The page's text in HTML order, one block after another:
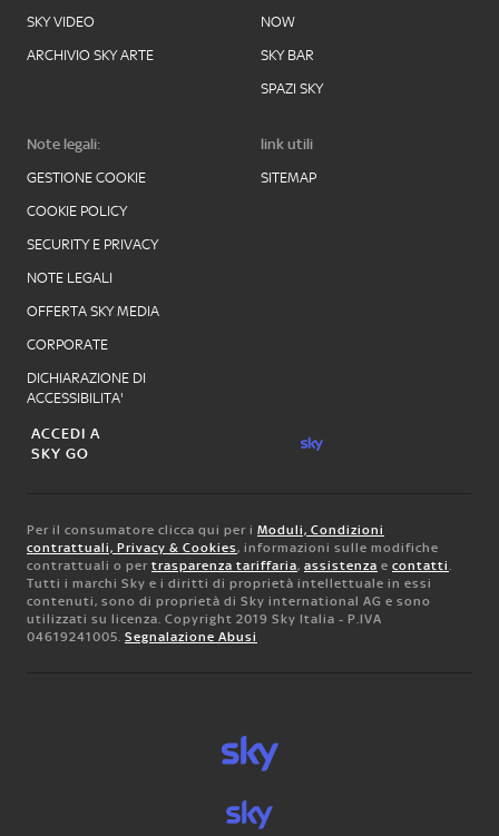
SKY VIDEO
ARCHIVIO SKY ARTE
NOW
SKY BAR
SPAZI SKY
Note legali:
GESTIONE COOKIE
COOKIE POLICY
SECURITY E PRIVACY
NOTE LEGALI
OFFERTA SKY MEDIA
CORPORATE
DICHIARAZIONE DI
ACCESSIBILITA'
link utili
SITEMAP
ACCEDI A
SKY GO
Per il consumatore clicca qui per i Moduli, Condizioni
contrattuali, Privacy & Cookies, informazioni sulle modifiche
contrattuali o per trasparenza tariffaria, assistenza e contatti.
Tutti i marchi Sky e i diritti di proprietà intellettuale in essi
contenuti, sono di proprietà di Sky international AG e sono
utilizzati su licenza. Copyright 2019 Sky Italia - P.IVA
04619241005. Segnalazione Abusi